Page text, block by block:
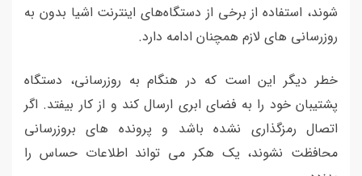
شوند، استفاده از برخی از دستگاه‌های اینترنت اشیا بدون به
روزرسانی های لازم همچنان ادامه دارد.
خطر دیگر این است که در هنگام به روزرسانی، دستگاه
پشتیبان خود را به فضای ابری ارسال کند و از کار بیفتد. اگر
اتصال رمزگذاری نشده باشد و پرونده های بروزرسانی
محافظت نشوند، یک هکر می تواند اطلاعات حساس را